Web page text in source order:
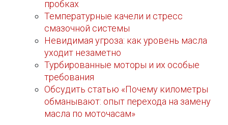
пробках
Температурные качели и стресс
смазочной системы
Невидимая угроза: как уровень масла
уходит незаметно
Турбированные моторы и их особые
требования
Обсудить статью «Почему километры
обманывают: опыт перехода на замену
масла по моточасам»